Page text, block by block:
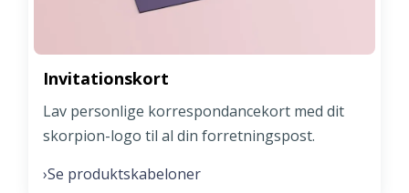
Invitationskort
Lav personlige korrespondancekort med dit
skorpion-logo til al din forretningspost.
›Se produktskabeloner